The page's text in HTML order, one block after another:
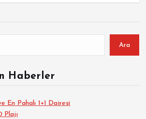
Ara
Haberler
En Pahalı 1+1 Dairesi
Plajı